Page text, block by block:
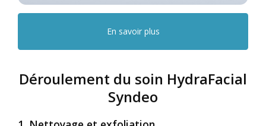
En savoir plus
Déroulement du soin HydraFacial
Syndeo